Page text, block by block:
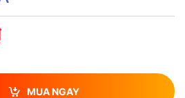
MUA NGAY